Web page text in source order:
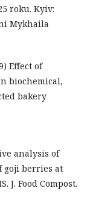
roku. Kyiv:
Mykhaila
Effect of
biochemical,
bakery
analysis of
goji berries at
J. Food Compost.